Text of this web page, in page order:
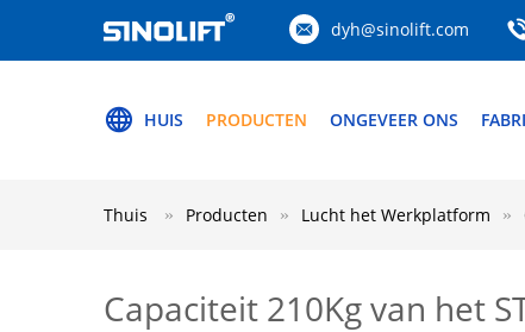
dyh@sinolift.com
HUIS PRODUCTEN ONGEVEER ONS
Thuis Producten Lucht het Werkplatform
Capaciteit 210Kg van het